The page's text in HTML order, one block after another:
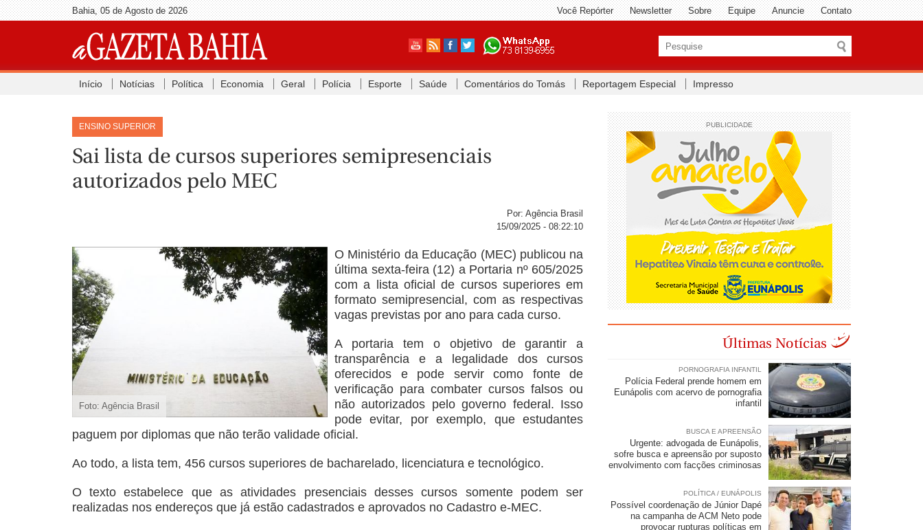
Bahia, 05 de Agosto de 2026 Você Repórter Newsletter Sobre Equipe Anuncie Contato
Início Notícias Política Economia Geral Polícia Esporte Saúde Comentários do Tomás Reportagem Especial Impresso
ENSINO SUPERIOR
Sai lista de cursos superiores semipresenciais
autorizados pelo MEC
Por: Agência Brasil
15/09/2025 - 08:22:10
Foto: Agência Brasil
O Ministério da Educação (MEC) publicou na
última sexta-feira (12) a Portaria nº 605/2025
com a lista oficial de cursos superiores em
formato semipresencial, com as respectivas
vagas previstas por ano para cada curso.
A portaria tem o objetivo de garantir a
transparência e a legalidade dos cursos
oferecidos e pode servir como fonte de
verificação para combater cursos falsos ou
não autorizados pelo governo federal. Isso
pode evitar, por exemplo, que estudantes
paguem por diplomas que não terão validade oficial.
Ao todo, a lista tem, 456 cursos superiores de bacharelado, licenciatura e tecnológico.
O texto estabelece que as atividades presenciais desses cursos somente podem ser
realizadas nos endereços que já estão cadastrados e aprovados no Cadastro e-MEC.
PUBLICIDADE
Últimas Notícias
PORNOGRAFIA INFANTIL
Polícia Federal prende homem em
Eunápolis com acervo de pornografia
infantil
BUSCA E APREENSÃO
Urgente: advogada de Eunápolis,
sofre busca e apreensão por suposto
envolvimento com facções criminosas
POLÍTICA / EUNÁPOLIS
Possível coordenação de Júnior Dapé
na campanha de ACM Neto pode
provocar rupturas políticas em